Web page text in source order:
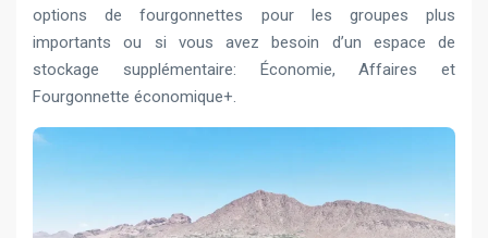
options de fourgonnettes pour les groupes plus
importants ou si vous avez besoin d’un espace de
stockage supplémentaire: Économie, Affaires et
Fourgonnette économique+.